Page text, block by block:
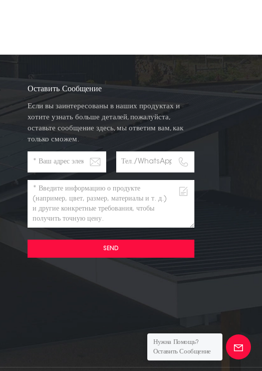
Оставить Сообщение
Если вы заинтересованы в наших продуктах и
хотите узнать больше деталей, пожалуйста,
оставьте сообщение здесь, мы ответим вам, как
только сможем.
SEND
Нужна Помощь?
Оставить Сообщение